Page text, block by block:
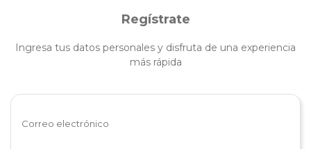
Regístrate
Ingresa tus datos personales y disfruta de una experiencia
más rápida
Correo electrónico